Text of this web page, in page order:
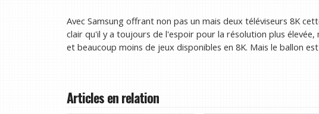
Avec Samsung offrant non pas un mais deux téléviseurs 8K
clair qu'il y a toujours de l'espoir pour la résolution plus élevée,
et beaucoup moins de jeux disponibles en 8K. Mais le ballon
Articles en relation